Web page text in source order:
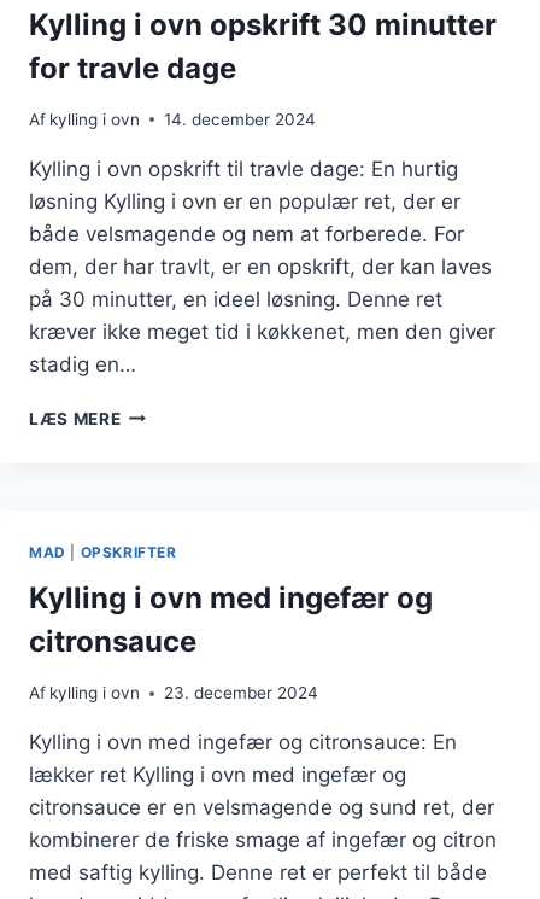
Kylling i ovn opskrift 30 minutter
for travle dage
Af kylling i ovn 14. december 2024
Kylling i ovn opskrift til travle dage: En hurtig
løsning Kylling i ovn er en populær ret, der er
både velsmagende og nem at forberede. For
dem, der har travlt, er en opskrift, der kan laves
på 30 minutter, en ideel løsning. Denne ret
kræver ikke meget tid i køkkenet, men den giver
stadig en…
LÆS MEREKYLLING
FOR
TRAVLE
DAGE
MAD OPSKRIFTER
Kylling i ovn med ingefær og
citronsauce
Af kylling i ovn 23. december 2024
Kylling i ovn med ingefær og citronsauce: En
lækker ret Kylling i ovn med ingefær og
citronsauce er en velsmagende og sund ret, der
kombinerer de friske smage af ingefær og citron
med saftig kylling. Denne ret er perfekt til både